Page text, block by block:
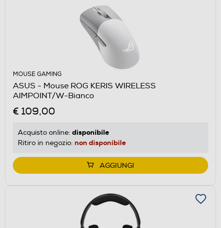
MOUSE GAMING
ASUS - Mouse ROG KERIS WIRELESS
AIMPOINT/W-Bianco
€ 109,00
Acquisto online: disponibile
Ritiro in negozio: non disponibile
AGGIUNGI